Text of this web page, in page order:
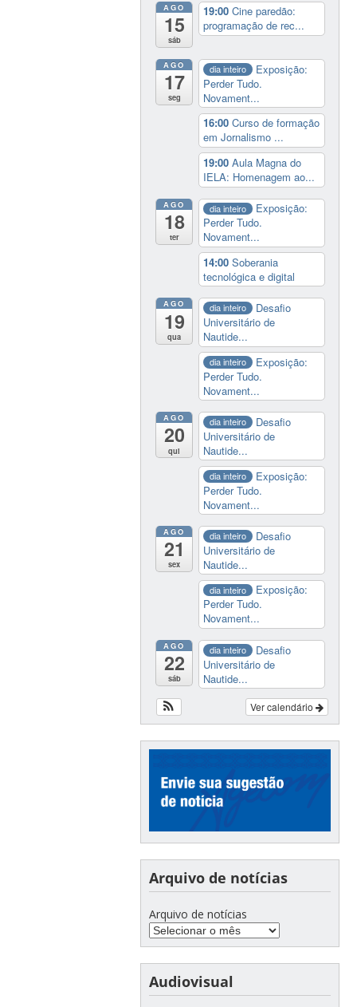
AGO
15
sáb
19:00Cine paredão:
programação de rec...
AGO
17
seg
dia inteiro
Exposição:
Perder Tudo.
Novament...
16:00Curso de formação
em Jornalismo ...
19:00Aula Magna do
IELA: Homenagem ao...
AGO
18
ter
dia inteiro
Exposição:
Perder Tudo.
Novament...
14:00Soberania
tecnológica e digital
AGO
19
qua
dia inteiro
Desafio
Universitário de
Nautide...
dia inteiro
Exposição:
Perder Tudo.
Novament...
AGO
20
qui
dia inteiro
Desafio
Universitário de
Nautide...
dia inteiro
Exposição:
Perder Tudo.
Novament...
AGO
21
sex
dia inteiro
Desafio
Universitário de
Nautide...
dia inteiro
Exposição:
Perder Tudo.
Novament...
AGO
22
sáb
dia inteiro
Desafio
Universitário de
Nautide...
Ver calendário
Arquivo de notícias
Arquivo de notícias
Audiovisual